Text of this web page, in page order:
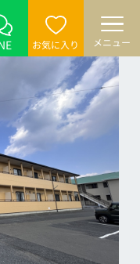
お気に入り メニュー